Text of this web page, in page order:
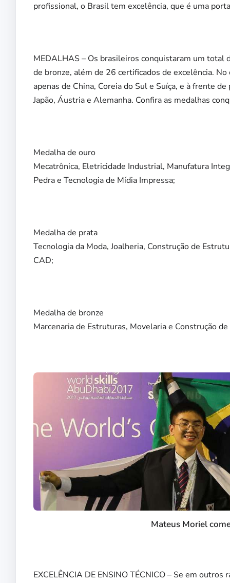
profissional, o Brasil tem excelência, que é uma
MEDALHAS – Os brasileiros conquistaram um
de bronze, além de 26 certificados de excelência.
apenas de China, Coreia do Sul e Suíça, e à frente
Japão, Áustria e Alemanha. Confira as medalhas
Medalha de ouro
Mecatrônica, Eletricidade Industrial, Manufatura
Pedra e Tecnologia de Mídia Impressa;
Medalha de prata
Tecnologia da Moda, Joalheria, Construção de
CAD;
Medalha de bronze
Marcenaria de Estruturas, Movelaria e Construção
Mateus Moriel
EXCELÊNCIA DE ENSINO TÉCNICO – Se em